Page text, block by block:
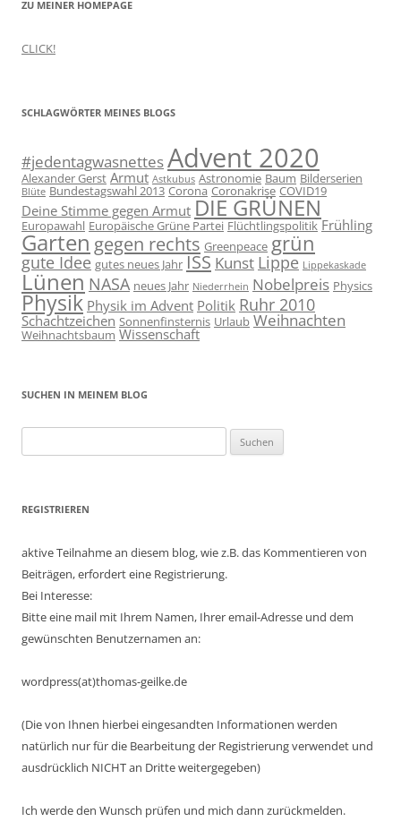
ZU MEINER HOMEPAGE
CLICK!
SCHLAGWÖRTER MEINES BLOGS
#jedentagwasnettesAdvent 2020
Alexander Gerst Armut Astkubus Astronomie Baum Bilderserien
Blüte Bundestagswahl 2013 Corona Coronakrise COVID19
Deine Stimme gegen Armut DIE GRÜNEN
Europawahl Europäische Grüne Partei Flüchtlingspolitik Frühling
Gartengegen rechts Greenpeace grün
gute Idee gutes neues Jahr ISS Kunst Lippe Lippekaskade
Lünen NASA neues Jahr Niederrhein Nobelpreis Physics
Physik Physik im Advent Politik Ruhr 2010
Schachtzeichen Sonnenfinsternis Urlaub Weihnachten
Weihnachtsbaum Wissenschaft
SUCHEN IN MEINEM BLOG
nach:
REGISTRIEREN
aktive Teilnahme an diesem blog, wie z.B. das Kommentieren von
Beiträgen, erfordert eine Registrierung.
Bei Interesse:
Bitte eine mail mit Ihrem Namen, Ihrer email-Adresse und dem
gewünschten Benutzernamen an:
wordpress(at)thomas-geilke.de
(Die von Ihnen hierbei eingesandten Informationen werden
natürlich nur für die Bearbeitung der Registrierung verwendet und
ausdrücklich NICHT an Dritte weitergegeben)
Ich werde den Wunsch prüfen und mich dann zurückmelden.